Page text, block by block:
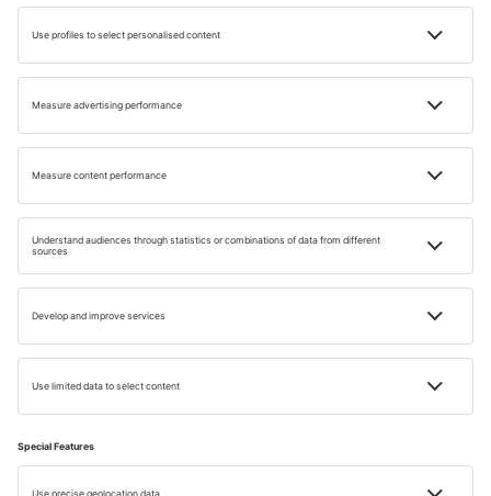
Eurovíkendy v Benátkách
FAQ
Jaké jsou doporučené destinace pro dámské
cestování?
Které památky by měly navštívit ženy, které
cestují do Barcelony?
Jaké jsou doporučení pro návštěvu Disneylandu
Paris?